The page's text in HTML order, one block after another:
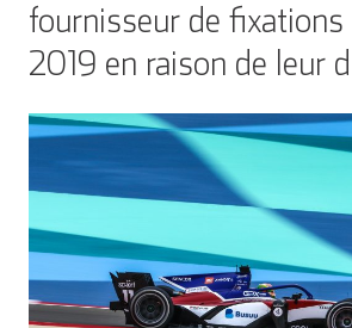
fournisseur de fixations
2019 en raison de leur